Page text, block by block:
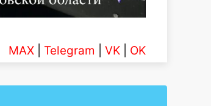
MAX Telegram VK OK